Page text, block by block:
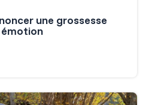
une grossesse